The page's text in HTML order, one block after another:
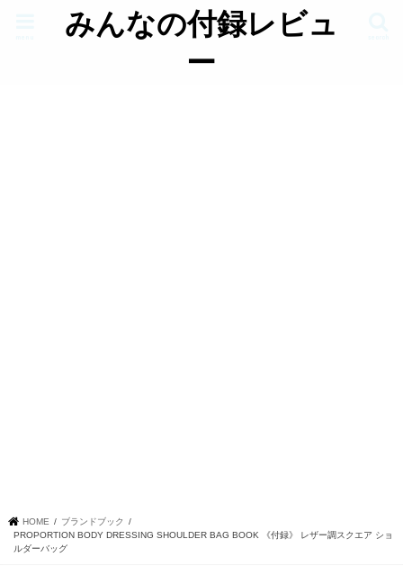
みんなの付録レビュ
ー
HOME
ブランドブック
PROPORTION BODY DRESSING SHOULDER BAG BOOK 《付録》 レザー調スクエア ショ
ルダーバッグ